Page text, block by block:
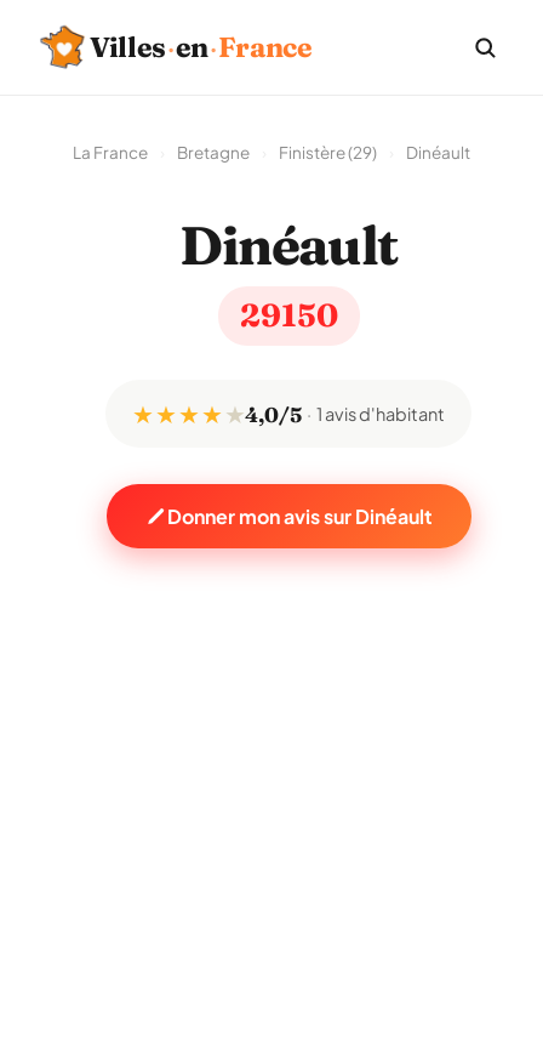
Villes·en·France
La France Bretagne Finistère (29) Dinéault
Dinéault
29150
★ ★ ★ ★★4,0/5 1 avis d'habitant
Donner mon avis sur Dinéault